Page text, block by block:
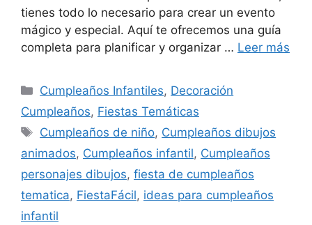
tienes todo lo necesario para crear un evento
mágico y especial. Aquí te ofrecemos una guía
completa para planificar y organizar … Leer más
Categorías
Cumpleaños Infantiles, Decoración
Cumpleaños, Fiestas Temáticas
Etiquetas
Cumpleaños de niño, Cumpleaños dibujos
animados, Cumpleaños infantil, Cumpleaños
personajes dibujos, fiesta de cumpleaños
tematica, FiestaFácil, ideas para cumpleaños
infantil